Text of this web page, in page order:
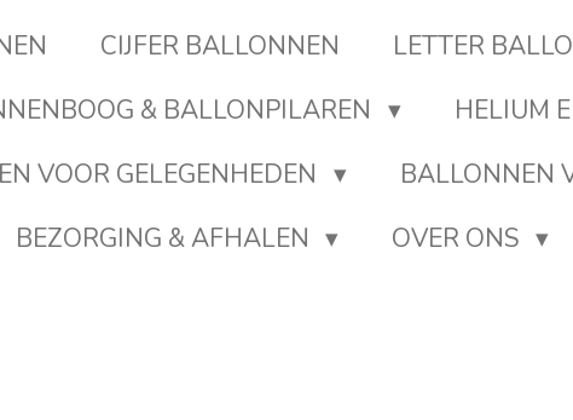
CIJFER BALLONNEN LETTER
& BALLONPILAREN
HELIUM
VOOR GELEGENHEDEN
BALLONNEN
BEZORGING & AFHALEN
OVER ONS